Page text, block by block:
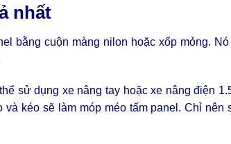
nhất
bằng cuộn màng nilon hoặc xốp mỏng.
sử dụng xe nâng tay hoặc xe nâng điện
và kéo sẽ làm móp méo tấm panel. Chỉ nên